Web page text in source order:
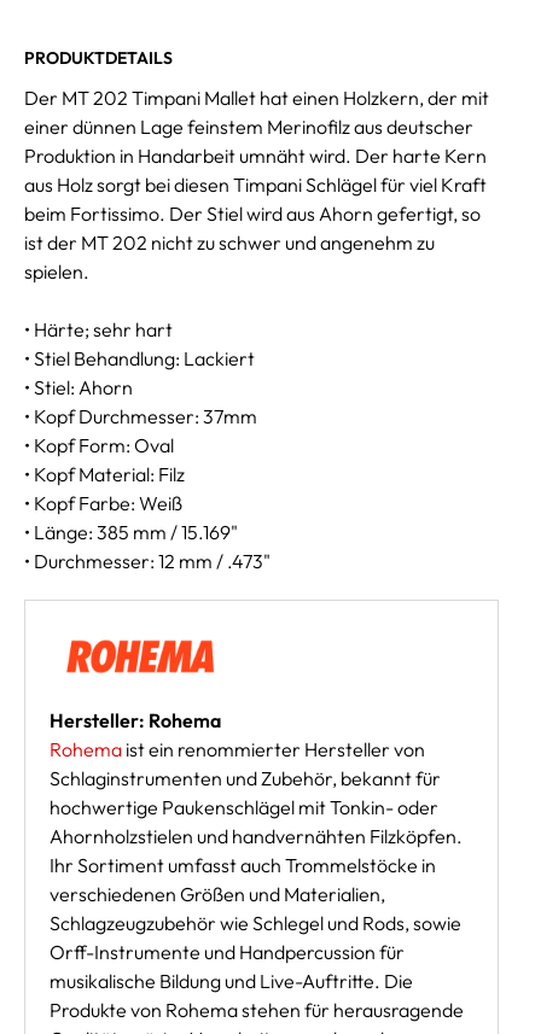
PRODUKTDETAILS
Der MT 202 Timpani Mallet hat einen Holzkern, der mit
einer dünnen Lage feinstem Merinofilz aus deutscher
Produktion in Handarbeit umnäht wird. Der harte Kern
aus Holz sorgt bei diesen Timpani Schlägel für viel Kraft
beim Fortissimo. Der Stiel wird aus Ahorn gefertigt, so
ist der MT 202 nicht zu schwer und angenehm zu
spielen.
• Härte; sehr hart
• Stiel Behandlung: Lackiert
• Stiel: Ahorn
• Kopf Durchmesser: 37mm
• Kopf Form: Oval
• Kopf Material: Filz
• Kopf Farbe: Weiß
• Länge: 385 mm / 15.169"
• Durchmesser: 12 mm / .473"
Hersteller: Rohema
Rohema ist ein renommierter Hersteller von
Schlaginstrumenten und Zubehör, bekannt für
hochwertige Paukenschlägel mit Tonkin- oder
Ahornholzstielen und handvernähten Filzköpfen.
Ihr Sortiment umfasst auch Trommelstöcke in
verschiedenen Größen und Materialien,
Schlagzeugzubehör wie Schlegel und Rods, sowie
Orff-Instrumente und Handpercussion für
musikalische Bildung und Live-Auftritte. Die
Produkte von Rohema stehen für herausragende